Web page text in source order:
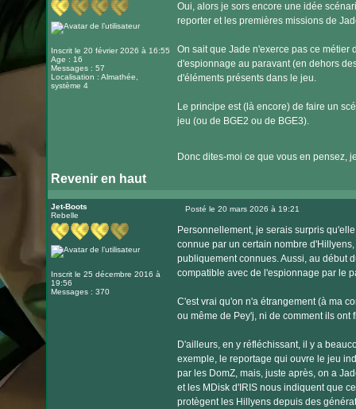
Inscrit le 20 février 2026 à 16:55
Age : 16
Messages : 57
Localisation : Almathée,
système 4
Oui, alors je sors encore une idée
reporter et les premières missions de
On sait que Jade n'exerce pas ce
d'espionnage au paravant (en dehors
d'éléments présents dans le jeu.
Le principe est (là encore) de faire un
jeu (ou de BGE2 ou de BGE3).
Donc dites-moi ce que vous en pensez,
Revenir en haut
Jet-Boots
Rebelle
Inscrit le 25 décembre 2016 à
19:56
Messages : 370
Posté le 20 mars 2026 à 19:21
Personnellement, je serais surpris
connue par un certain nombre
publiquement connues. Aussi, au début
compatible avec de l'espionnage par le
C'est vrai qu'on n'a étrangement (à ma
ou même de Pey'j, ni de comment ils ont
D'ailleurs, en y réfléchissant, il y a
exemple, le reportage qui ouvre le jeu
par les DomZ, mais, juste après, on a
et les MDisk d'IRIS nous indiquent que
protègent les Hillyens depuis des